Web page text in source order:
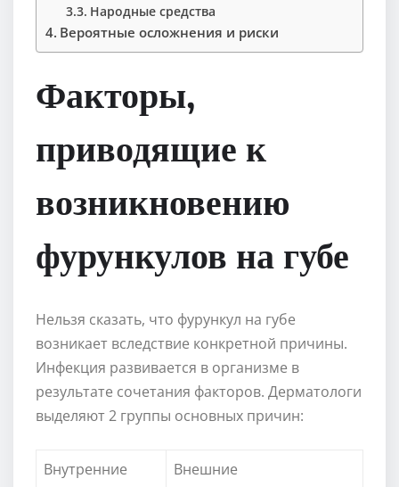
Народные средства
Вероятные осложнения и риски
Факторы,
приводящие к
возникновению
фурункулов на губе
Нельзя сказать, что фурункул на губе
возникает вследствие конкретной причины.
Инфекция развивается в организме в
результате сочетания факторов. Дерматологи
выделяют 2 группы основных причин:
Внутренние
Внешние